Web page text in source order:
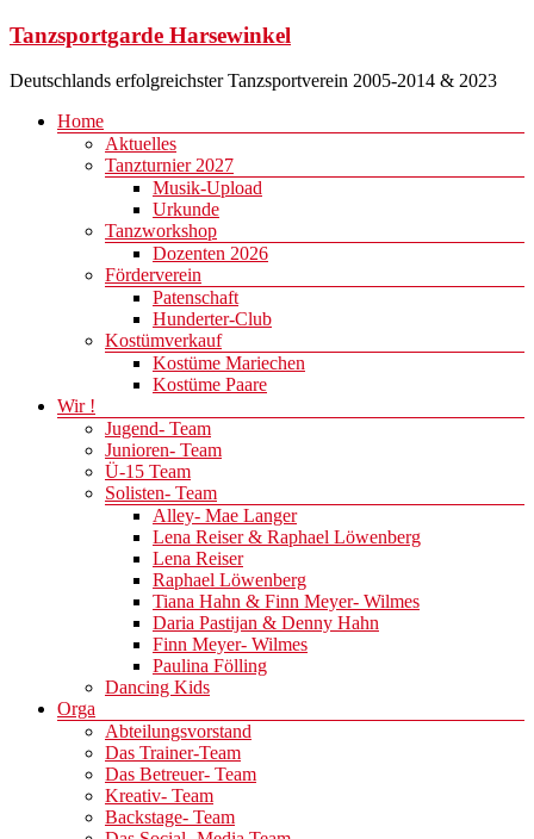
Zum
springen
Tanzsportgarde Harsewinkel
Deutschlands erfolgreichster Tanzsportverein 2005-2014 & 2023
Menü
Home
Aktuelles
Tanzturnier 2027
Musik-Upload
Urkunde
Tanzworkshop
Dozenten 2026
Förderverein
Patenschaft
Hunderter-Club
Kostümverkauf
Kostüme Mariechen
Kostüme Paare
Wir !
Jugend- Team
Junioren- Team
Ü-15 Team
Solisten- Team
Alley- Mae Langer
Lena Reiser & Raphael Löwenberg
Lena Reiser
Raphael Löwenberg
Tiana Hahn & Finn Meyer- Wilmes
Daria Pastijan & Denny Hahn
Finn Meyer- Wilmes
Paulina Fölling
Dancing Kids
Orga
Abteilungsvorstand
Das Trainer-Team
Das Betreuer- Team
Kreativ- Team
Backstage- Team